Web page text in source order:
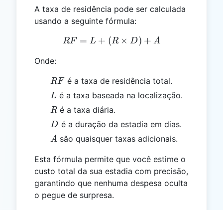
A taxa de residência pode ser calculada
usando a seguinte fórmula:
RF = L + (R \times D) +
RF = L + (R × D) + A
Onde:
RF
RF é a taxa de residência total.
L
L é a taxa baseada na localização.
R
Ré a taxa diária.
D
D é a duração da estadia em dias.
A
A são quaisquer taxas adicionais.
Esta fórmula permite que você estime o
custo total da sua estadia com precisão,
garantindo que nenhuma despesa oculta
o pegue de surpresa.